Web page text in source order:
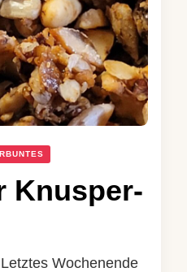
Knusper-
Wochenende